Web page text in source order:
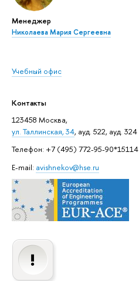
Менеджер
Николаева Мария Сергеевна
Учебный офис
Контакты
123458 Москва,
ул. Таллинская, 34, ауд. 522, ауд. 324
Телефон: +7 (495) 772-95-90*15114
E-mail: avishnekov@hse.ru